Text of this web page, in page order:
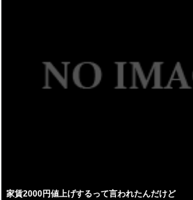
家賃2000円値上げするって言われたんだけど